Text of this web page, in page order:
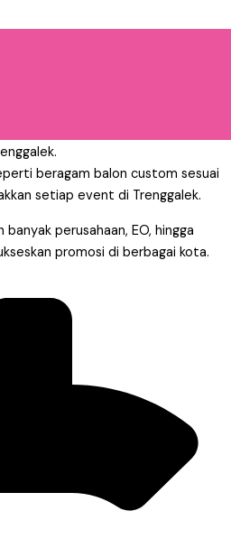
Event Promosi &
ahli media visual untuk media
beragam balon custom sesuai
setiap event di Trenggalek.
perusahaan, EO, hingga
promosi di berbagai kota.